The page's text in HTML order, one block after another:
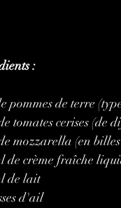
:
pommes de terre
tomates cerises (de
mozzarella (en
de crème fraîche
de lait
d'ail